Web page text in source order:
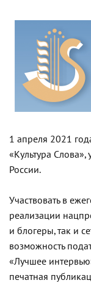
1 апреля 2021
«Культура
России.
Участвовать в
реализации
и блогеры, так и
возможность
«Лучшее
печатная